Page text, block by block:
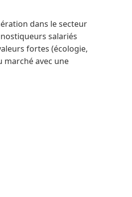
dans le secteur
salariés
fortes (écologie,
marché avec une